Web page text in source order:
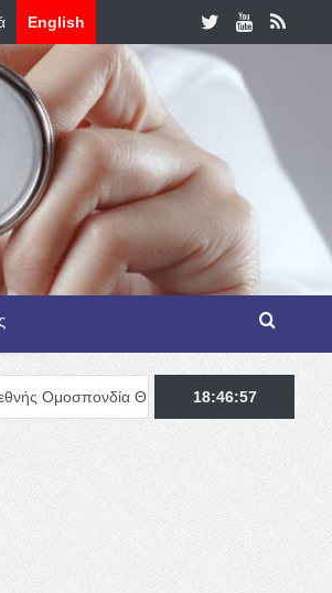
English
Θαλασσαιμίας – TIF Fellowship
18:46:58